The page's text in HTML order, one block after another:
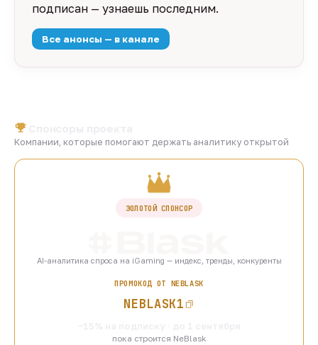
подписан — узнаешь последним.
Все анонсы — в канале
Компании, которые помогают держать аналитику открытой
ЗОЛОТОЙ СПОНСОР
AI-аналитика спроса на iGaming — индекс, тренды, конкуренты
ПРОМОКОД ОТ NEBLASK
NEBLASK1
пока строится NeBlask